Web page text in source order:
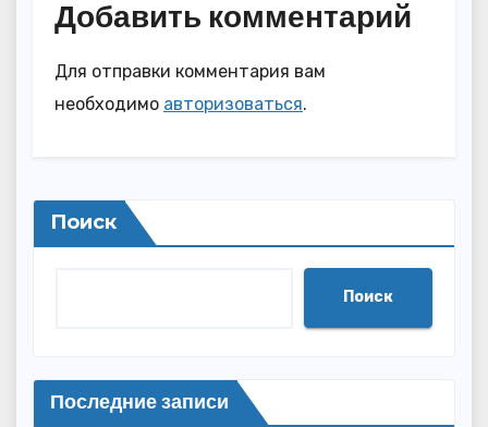
Добавить комментарий
Для отправки комментария вам
необходимо авторизоваться.
Поиск
Поиск
Последние записи